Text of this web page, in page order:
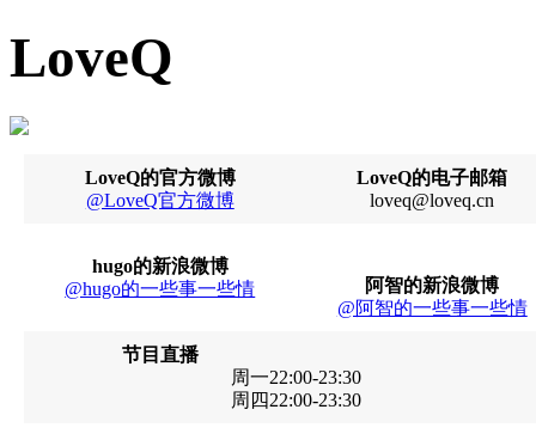
LoveQ
LoveQ的电子邮箱
loveq@loveq.cn
LoveQ的官方微博
@LoveQ官方微博
阿智的新浪微博
@阿智的一些事一些情
hugo的新浪微博
@hugo的一些事一些情
节目直播
周一22:00-23:30
周四22:00-23:30